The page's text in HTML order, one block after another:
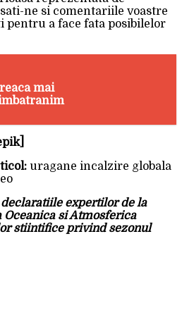
ne si comentariile voastre
pentru a face fata posibilelor
mai
uragane incalzire globala
expertilor de la
si Atmosferica
stiintifice privind sezonul